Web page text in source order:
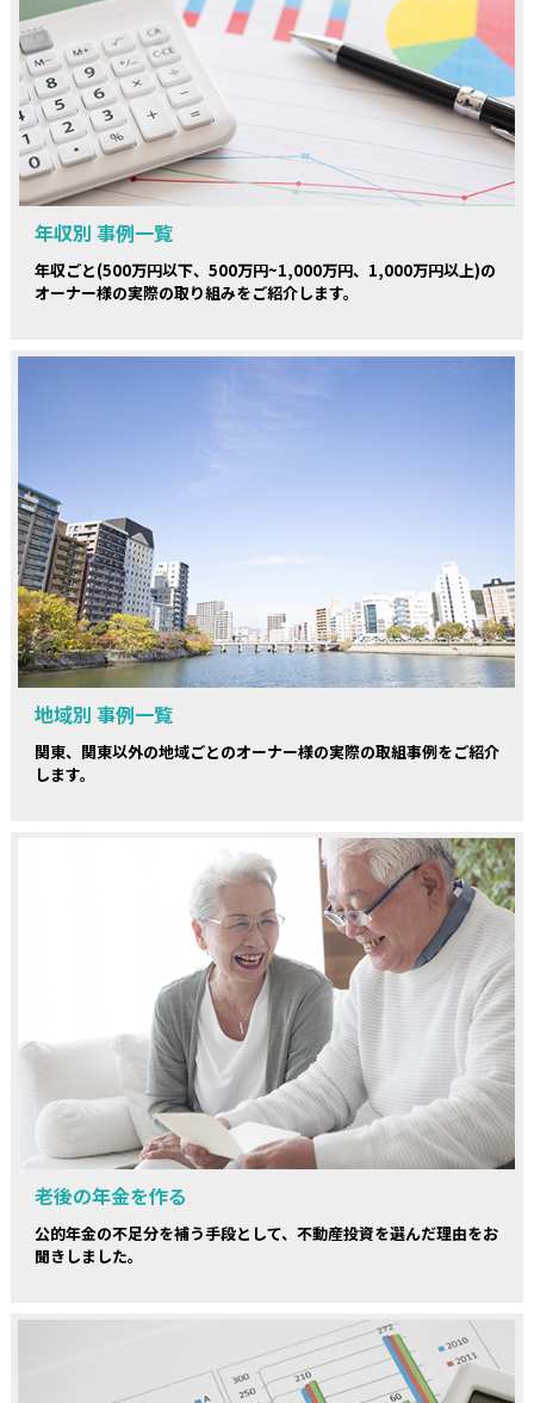
年収別 事例一覧
年収ごと(500万円以下、500万円~1,000万円、1,000万円以上)の
オーナー様の実際の取り組みをご紹介します。
地域別 事例一覧
関東、関東以外の地域ごとのオーナー様の実際の取組事例をご紹介
します。
老後の年金を作る
公的年金の不足分を補う手段として、不動産投資を選んだ理由をお
聞きしました。